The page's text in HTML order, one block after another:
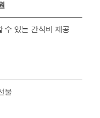
수 있는 간식비 제공
물